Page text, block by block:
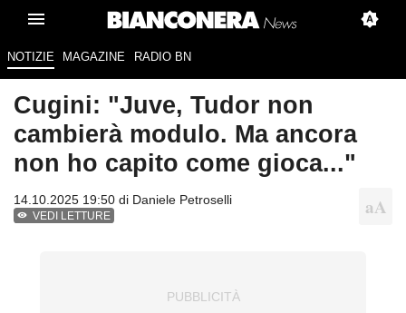
NOTIZIE MAGAZINE RADIO BN
Cugini: "Juve, Tudor non
cambierà modulo. Ma ancora
non ho capito come gioca..."
14.10.2025 19:50 di Daniele Petroselli
VEDI LETTURE